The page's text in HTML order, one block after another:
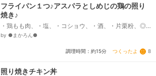
フライパン１つ♪アスパラとしめじの鶏の照り
焼き♪
・鶏もも肉、・塩、・コショウ、・酒、・片栗粉、◎ア
スパラ、◎しめじ、◎塩、◎コショウ、サラダ油、☆し
by ●まかろん●
調理時間：約15分 つくったよ 8
照り焼きチキン丼